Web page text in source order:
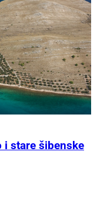
i stare šibenske